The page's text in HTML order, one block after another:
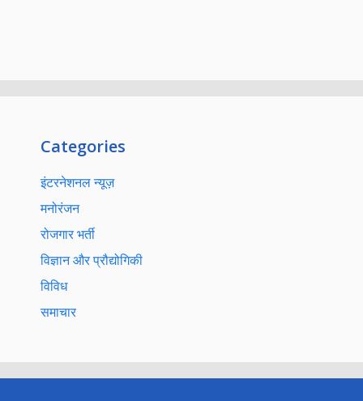
Categories
इंटरनेशनल न्यूज़
मनोरंजन
रोजगार भर्ती
विज्ञान और प्रौद्योगिकी
विविध
समाचार